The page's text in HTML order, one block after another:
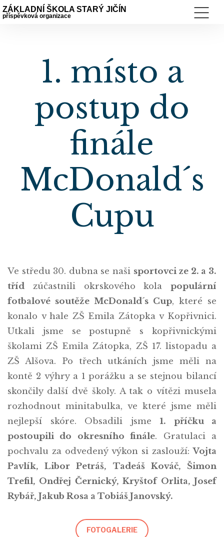
ZÁKLADNÍ ŠKOLA STARÝ JIČÍN
příspěvková organizace
1. místo a
postup do
finále
McDonald´s
Cupu
Ve středu 30. dubna se naši sportovci ze 2. a 3.
tříd zúčastnili okrskového kola populární
fotbalové soutěže McDonald´s Cup, které se
konalo v hale ZŠ Emila Zátopka v Kopřivnici.
Utkali jsme se postupně s kopřivnickými
školami ZŠ Emila Zátopka, ZŠ 17. listopadu a
ZŠ Alšova. Po třech utkáních jsme měli na
kontě 2 výhry a 1 porážku a se stejnou bilancí
skončily další dvě školy. A tak o vítězi musela
rozhodnout minitabulka, ve které jsme měli
nejlepší skóre. Obsadili jsme 1. příčku a
postoupili do okresního finále. Gratulaci a
pochvalu za odvedený výkon si zaslouží:Vojta
Pavlík, Libor Petráš, Tadeáš Kováč, Šimon
Trefil, Ondřej Černický, Kryštof Orlita, Josef
Rybář, Jakub Rosa a Tobiáš Janovský.
FOTOGALERIE